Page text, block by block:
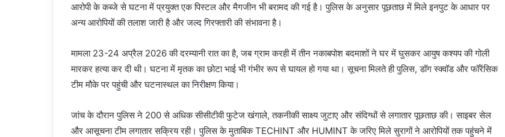
आरोपी के कब्जे से घटना में प्रयुक्त एक पिस्टल और मैगजीन भी बरामद की गई है। पुलिस के अनुसार पूछताछ में मिले इनपुट के आधार पर
अन्य आरोपियों की तलाश जारी है और जल्द गिरफ्तारी की संभावना है।
मामला 23-24 अप्रैल 2026 की दरम्यानी रात का है, जब ग्राम करही में तीन नकाबपोश बदमाशों ने घर में घुसकर आयुष कश्यप की गोली
मारकर हत्या कर दी थी। घटना में मृतक का छोटा भाई भी गंभीर रूप से घायल हो गया था। सूचना मिलते ही पुलिस, डॉग स्क्वॉड और फॉरेंसिक
टीम मौके पर पहुंची और घटनास्थल का निरीक्षण किया।
जांच के दौरान पुलिस ने 200 से अधिक सीसीटीवी फुटेज खंगाले, तकनीकी साक्ष्य जुटाए और संदिग्धों से लगातार पूछताछ की। साइबर सेल
और आसूचना टीम लगातार सक्रिय रही। पुलिस के मुताबिक TECHINT और HUMINT के जरिए मिले सुरागों ने आरोपियों तक पहुंचने में